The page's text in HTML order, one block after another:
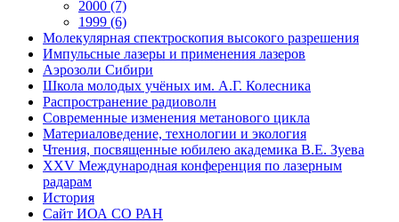
2000 (7)
1999 (6)
Молекулярная спектроскопия высокого разрешения
Импульсные лазеры и применения лазеров
Аэрозоли Сибири
Школа молодых учёных им. А.Г. Колесника
Распространение радиоволн
Современные изменения метанового цикла
Материаловедение, технологии и экология
Чтения, посвященные юбилею академика В.Е. Зуева
XXV Международная конференция по лазерным
радарам
История
Сайт ИОА СО РАН